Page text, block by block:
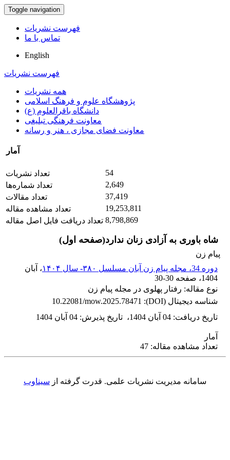
Toggle navigation
فهرست نشریات
تماس با ما
English
فهرست نشریات
همه نشریات
پژوهشگاه علوم و فرهنگ اسلامی
دانشگاه باقرالعلوم (ع)
معاونت فرهنگی تبلیغی
معاونت فضای مجازی ، هنر و رسانه
آمار
تعداد نشریات
54
تعداد شماره‌ها
2,649
تعداد مقالات
37,419
تعداد مشاهده مقاله
19,253,811
تعداد دریافت فایل اصل مقاله 8,798,869
شاه باوری به آزادی زنان ندارد(صفحه اول)
پیام زن
دوره 34، مجله پیام زن آبان مسلسل ۳۸۰- سال ۱۴۰۴
، آبان
1404، صفحه 30-30
نوع مقاله: رفتار پهلوی در مجله پیام زن
شناسه دیجیتال (DOI):
10.22081/mow.2025.78471
تاریخ دریافت: 04 آبان 1404 ، تاریخ پذیرش: 04 آبان 1404
آمار
تعداد مشاهده مقاله: 47
سامانه مدیریت نشریات علمی. قدرت گرفته از سیناوب